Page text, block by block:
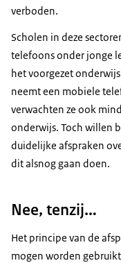
verboden.
Scholen in deze
telefoons onder jonge
het voorgezet
neemt een mobiele
verwachten ze ook
onderwijs. Toch willen
duidelijke afspraken
dit alsnog gaan doen.
Nee, tenzij…
Het principe van de
mogen worden